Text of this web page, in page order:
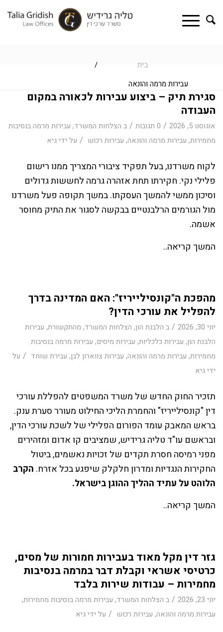
בית
/
עבירות מרמה והונאה
סגירת תיק – ביצוע עבירות לכאורה במקום
העבודה
אוגוסט 5, 2026 / 0 תגובות / ב הצלחות המשרד, עבירות מרמה בנסיבות
מחמירות, עבירות מרמה והונאה, עבירות רכוש / על ידיגיא
לקוח משרדנו, בעל תפקיד ציבורי המצריך ממנו רישום
פלילי נקי. חקירתו תחת אזהרה גרמה לחששות גדולים
וסיכון ממשי להמשך העסקתו. במשך תקופה פעל משרדנו
מול הגורמים הרלבנטיים בבקשה לסגור את התיק מחוסר
אשמה.
המשך קריאה..
מהפכת ה"קונסילייריז": האם המדינה בדרך
להפליל את עורכי הדין?
יוני 30, 2026 / ב הלבנת הון, הצלחות המשרד, מהתקשורת, עבירות
הלבנת הון, עבירות כלכליות, עבירות מיסים, עבירות מרמה בנסיבות
מחמירות, עבירות מרמה והונאה, עבירות צווארון לבן, עבירת שוחד / על
ידיגיא
תזכיר החוק החדש של משרד המשפטים להפללת עורכי
דין "קונסילייריז" והחמרת הליכי החילוט מעורר סערת ענק.
בראש המאבק עומד הפורום הפלילי של לשכת עורכי הדין,
ובראשם עו"ד טליה גרידיש, שמציבים קו אדום ומזהירים
מפני רמיסה חסרת תקדים של זכויות נאשמים, ביטול
החקירות הנגדיות ומדרון חלקלק שיפגע בכל אזרח. הקרב
הלוהט על עתיד ההליך ההוגן בישראל.
המשך קריאה..
גזר דין מקל מאוד בעבירות חמורות של מסים,
כרטיסי אשראי וקבלת דבר במרמה בנסיבות
מחמירות – עבודות שירות בלבד
יוני 23, 2026 / ב הצלחות המשרד, עבירות מרמה בנסיבות מחמירות,
עבירות מרמה והונאה, עבירות רכוש / על ידיגיא